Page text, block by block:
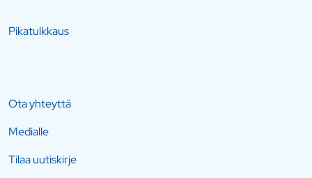
Pikatulkkaus
Ota yhteyttä
Medialle
Tilaa uutiskirje